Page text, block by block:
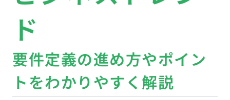
ド
要件定義の進め方やポイン
トをわかりやすく解説